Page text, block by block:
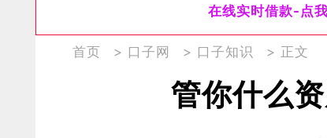
在线实时借款-点
首页 > 口子网 > 口子知识 > 正文
管你什么